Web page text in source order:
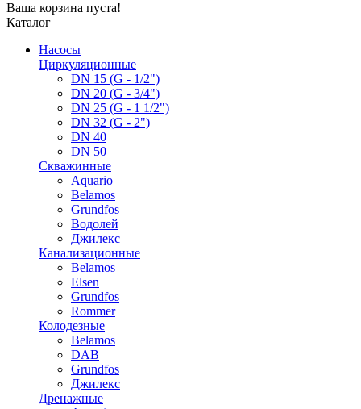
Ваша корзина пуста!
Каталог
Насосы
Циркуляционные
DN 15 (G - 1/2")
DN 20 (G - 3/4")
DN 25 (G - 1 1/2")
DN 32 (G - 2")
DN 40
DN 50
Скважинные
Aquario
Belamos
Grundfos
Водолей
Джилекс
Канализационные
Belamos
Elsen
Grundfos
Rommer
Колодезные
Belamos
DAB
Grundfos
Джилекс
Дренажные